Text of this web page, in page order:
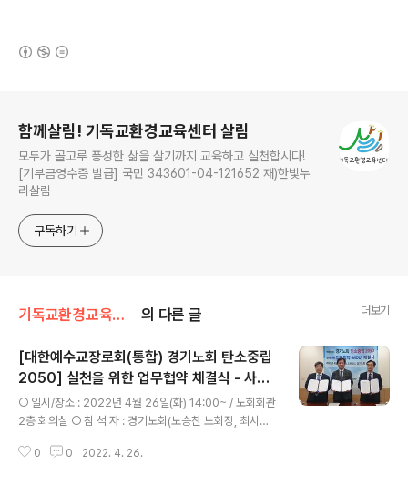
함께살림! 기독교환경교육센터 살림
모두가 골고루 풍성한 삶을 살기까지 교육하고 실천합시다!
[기부금영수증 발급] 국민 343601-04-121652 재)한빛누
리살림
구독하기
기독교환경교육센터 살림/살림 업무 협약(MOU) 의 다른 글 더보기
[대한예수교장로회(통합) 경기노회 탄소중립
2050] 실천을 위한 업무협약 체결식 - 사진
과 영상
○ 일시/장소 : 2022년 4월 26일(화) 14:00~ / 노회회관
2층 회의실 ○ 참 석 자 : 경기노회(노승찬 노회장, 최시천
원장, 김승민 노회 치유와화해를 위한 생명공동체 서기), 한
0 0 2022. 4. 26.